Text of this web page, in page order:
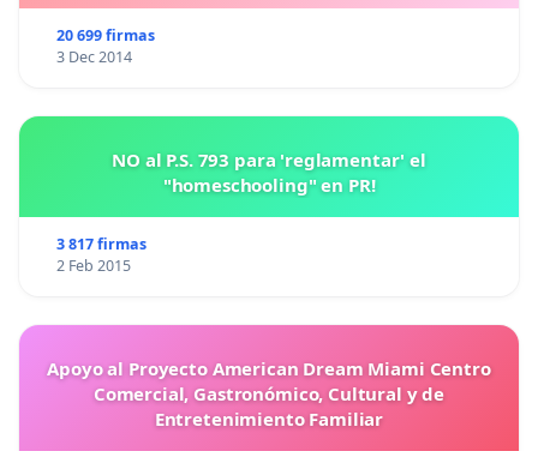
20 699 firmas
3 Dec 2014
NO al P.S. 793 para 'reglamentar' el
"homeschooling" en PR!
3 817 firmas
2 Feb 2015
Apoyo al Proyecto American Dream Miami Centro
Comercial, Gastronómico, Cultural y de
Entretenimiento Familiar